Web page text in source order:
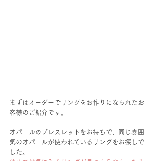
まずはオーダーでリングをお作りになられたお
客様のご紹介です。
オパールのブレスレットをお持ちで、同じ雰囲
気のオパールが使われているリングをお探しで
した。